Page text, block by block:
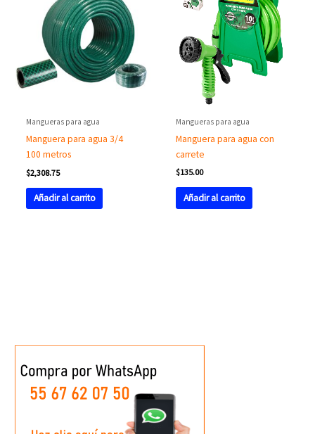
Mangueras para agua
Manguera para agua 3/4
100 metros
$2,308.75
Añadir al carrito
Mangueras para agua
Manguera para agua con
carrete
$135.00
Añadir al carrito